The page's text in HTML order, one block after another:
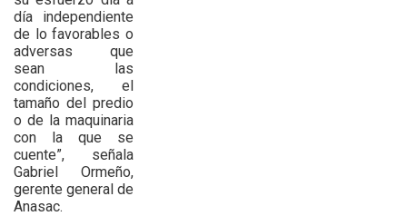
día independiente
de lo favorables o
adversas que
sean las
condiciones, el
tamaño del predio
o de la maquinaria
con la que se
cuente”, señala
Gabriel Ormeño,
gerente general de
Anasac.